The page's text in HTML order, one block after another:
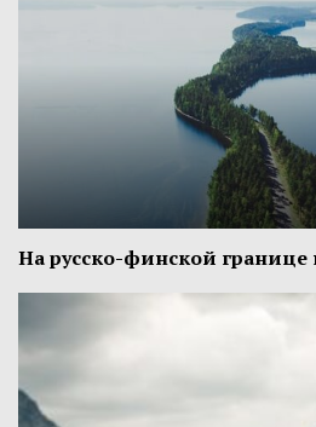
На русско-финской границе